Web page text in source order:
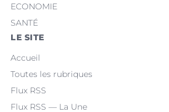
ECONOMIE
SANTÉ
LE SITE
Accueil
Toutes les rubriques
Flux RSS
Flux RSS — La Une